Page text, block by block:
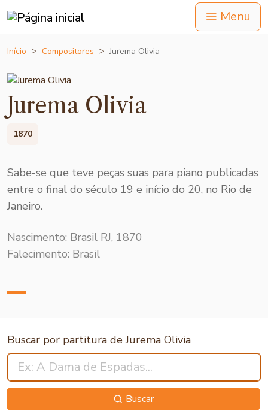
Menu
Início Compositores Jurema Olivia
Jurema Olivia
1870
Sabe-se que teve peças suas para piano publicadas
entre o final do século 19 e início do 20, no Rio de
Janeiro.
Nascimento: Brasil RJ, 1870
Falecimento: Brasil
Buscar por partitura de Jurema Olivia
Buscar